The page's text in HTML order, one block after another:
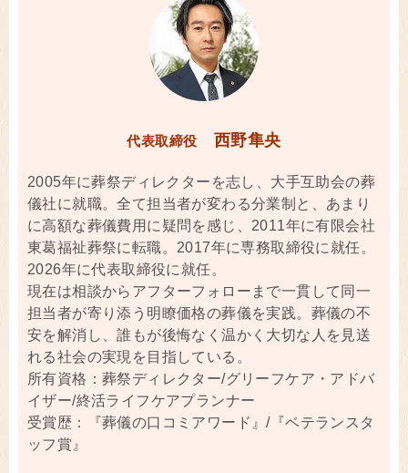
代表取締役 西野隼央
2005年に葬祭ディレクターを志し、大手互助会の葬
儀社に就職。全て担当者が変わる分業制と、あまり
に高額な葬儀費用に疑問を感じ、2011年に有限会社
東葛福祉葬祭に転職。2017年に専務取締役に就任。
2026年に代表取締役に就任。
現在は相談からアフターフォローまで一貫して同一
担当者が寄り添う明瞭価格の葬儀を実践。葬儀の不
安を解消し、誰もが後悔なく温かく大切な人を見送
れる社会の実現を目指している。
所有資格：葬祭ディレクター/グリーフケア・アドバ
イザー/終活ライフケアプランナー
受賞歴：『葬儀の口コミアワード』/『ベテランスタ
ッフ賞』